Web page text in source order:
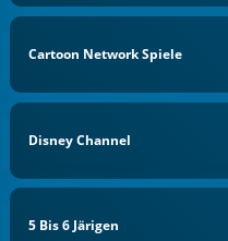
Cartoon Network Spiele
Disney Channel
5 Bis 6 Järigen